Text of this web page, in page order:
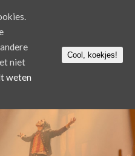
niet
weten
Cool, koekjes!